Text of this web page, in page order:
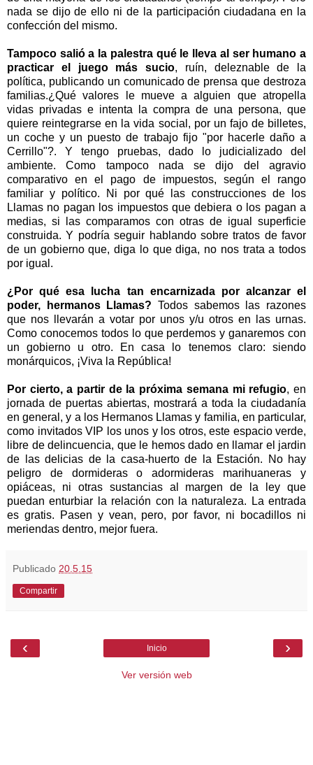
nada se dijo de ello ni de la participación ciudadana en la
confección del mismo.
Tampoco salió a la palestra qué le lleva al ser humano a
practicar el juego más sucio, ruín, deleznable de la
política, publicando un comunicado de prensa que destroza
familias.¿Qué valores le mueve a alguien que atropella
vidas privadas e intenta la compra de una persona, que
quiere reintegrarse en la vida social, por un fajo de billetes,
un coche y un puesto de trabajo fijo "por hacerle daño a
Cerrillo"?. Y tengo pruebas, dado lo judicializado del
ambiente. Como tampoco nada se dijo del agravio
comparativo en el pago de impuestos, según el rango
familiar y político. Ni por qué las construcciones de los
Llamas no pagan los impuestos que debiera o los pagan a
medias, si las comparamos con otras de igual superficie
construida. Y podría seguir hablando sobre tratos de favor
de un gobierno que, diga lo que diga, no nos trata a todos
por igual.
¿Por qué esa lucha tan encarnizada por alcanzar el
poder, hermanos Llamas? Todos sabemos las razones
que nos llevarán a votar por unos y/u otros en las urnas.
Como conocemos todos lo que perdemos y ganaremos con
un gobierno u otro. En casa lo tenemos claro: siendo
monárquicos, ¡Viva la República!
Por cierto, a partir de la próxima semana mi refugio, en
jornada de puertas abiertas, mostrará a toda la ciudadanía
en general, y a los Hermanos Llamas y familia, en particular,
como invitados VIP los unos y los otros, este espacio verde,
libre de delincuencia, que le hemos dado en llamar el jardin
de las delicias de la casa-huerto de
la Estación. Nohay
peligro de dormideras o adormideras marihuaneras y
opiáceas, ni otras sustancias al margen de la ley que
puedan enturbiar la relación con la naturaleza. La entrada
es gratis. Pasen y vean, pero, por favor, ni bocadillos ni
meriendas dentro, mejor fuera.
Publicado 20.5.15
Compartir
‹ ›
Inicio
Ver versión web